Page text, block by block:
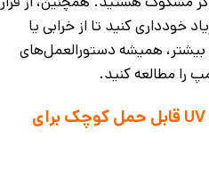
خودداری کنید تا از خرابی یا
بیشتر، همیشه دستورالعمل‌های
را مطالعه کنید.
چراغ قوه UV قابل حمل کوچک برای